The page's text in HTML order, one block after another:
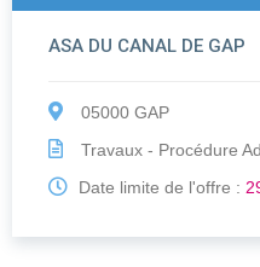
ASA DU CANAL DE GAP
05000 GAP
Travaux - Procédure
Date limite de l'offre :